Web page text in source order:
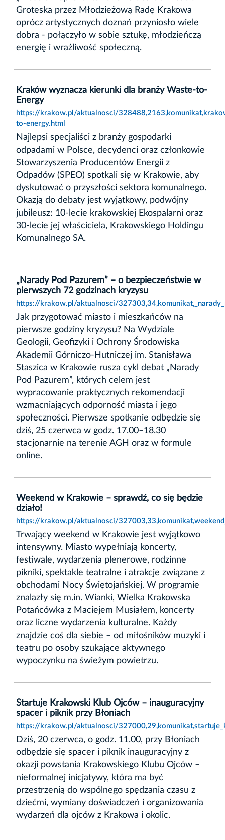
Groteska przez Młodzieżową Radę Krakowa
oprócz artystycznych doznań przyniosło wiele
dobra - połączyło w sobie sztukę, młodzieńczą
energię i wrażliwość społeczną.
Kraków wyznacza kierunki dla branży Waste-to-
Energy
https://krakow.pl/aktualnosci/
to-energy.html
Najlepsi specjaliści z branży gospodarki
odpadami w Polsce, decydenci oraz członkowie
Stowarzyszenia Producentów Energii z
Odpadów (SPEO) spotkali się w Krakowie, aby
dyskutować o przyszłości sektora komunalnego.
Okazją do debaty jest wyjątkowy, podwójny
jubileusz: 10-lecie krakowskiej Ekospalarni oraz
30-lecie jej właściciela, Krakowskiego Holdingu
Komunalnego SA.
„Narady Pod Pazurem” – o bezpieczeństwie w
pierwszych 72 godzinach kryzysu
https://krakow.pl/aktualnosci/
Jak przygotować miasto i mieszkańców na
pierwsze godziny kryzysu? Na Wydziale
Geologii, Geofizyki i Ochrony Środowiska
Akademii Górniczo-Hutniczej im. Stanisława
Staszica w Krakowie rusza cykl debat „Narady
Pod Pazurem”, których celem jest
wypracowanie praktycznych rekomendacji
wzmacniających odporność miasta i jego
społeczności. Pierwsze spotkanie odbędzie się
dziś, 25 czerwca w godz. 17.00–18.30
stacjonarnie na terenie AGH oraz w formule
online.
Weekend w Krakowie – sprawdź, co się będzie
działo!
https://krakow.pl/aktualnosci/
Trwający weekend w Krakowie jest wyjątkowo
intensywny. Miasto wypełniają koncerty,
festiwale, wydarzenia plenerowe, rodzinne
pikniki, spektakle teatralne i atrakcje związane z
obchodami Nocy Świętojańskiej. W programie
znalazły się m.in. Wianki, Wielka Krakowska
Potańcówka z Maciejem Musiałem, koncerty
oraz liczne wydarzenia kulturalne. Każdy
znajdzie coś dla siebie – od miłośników muzyki i
teatru po osoby szukające aktywnego
wypoczynku na świeżym powietrzu.
Startuje Krakowski Klub Ojców – inauguracyjny
spacer i piknik przy Błoniach
https://krakow.pl/aktualnosci/
Dziś, 20 czerwca, o godz. 11.00, przy Błoniach
odbędzie się spacer i piknik inauguracyjny z
okazji powstania Krakowskiego Klubu Ojców –
nieformalnej inicjatywy, która ma być
przestrzenią do wspólnego spędzania czasu z
dziećmi, wymiany doświadczeń i organizowania
wydarzeń dla ojców z Krakowa i okolic.